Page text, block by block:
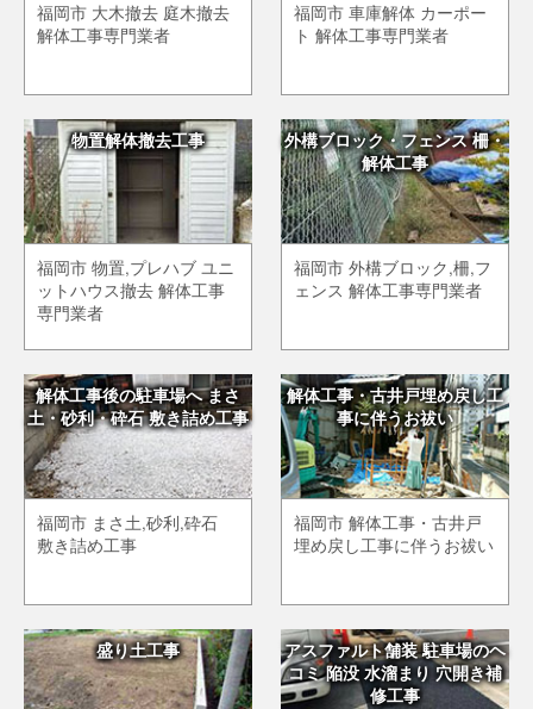
福岡市 大木撤去 庭木撤去
解体工事専門業者
福岡市 車庫解体 カーポー
ト 解体工事専門業者
物置解体撤去工事
福岡市 物置,プレハブ ユニ
ットハウス撤去 解体工事
専門業者
外構ブロック・フェンス 柵・
解体工事
福岡市 外構ブロック,柵,フ
ェンス 解体工事専門業者
解体工事後の駐車場へ まさ
土・砂利・砕石 敷き詰め工事
福岡市 まさ土,砂利,砕石
敷き詰め工事
解体工事・古井戸埋め戻し工
事に伴うお祓い
福岡市 解体工事・古井戸
埋め戻し工事に伴うお祓い
盛り土工事
アスファルト舗装 駐車場のヘ
コミ 陥没 水溜まり 穴開き補
修工事